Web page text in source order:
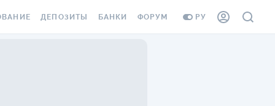
РУ
ДЕПОЗИТЫ БАНКИ ФОРУМ